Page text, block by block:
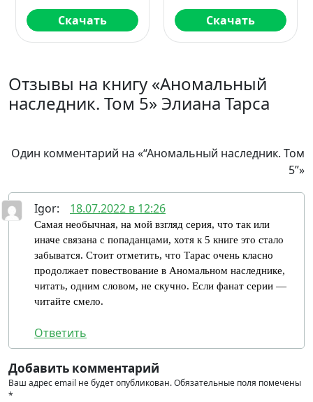
Скачать Скачать
Отзывы на книгу «Аномальный
наследник. Том 5» Элиана Тарса
Один комментарий на «“Аномальный наследник. Том
5”»
Igor: 18.07.2022 в 12:26
Самая необычная, на мой взгляд серия, что так или
иначе связана с попаданцами, хотя к 5 книге это стало
забыватся. Стоит отметить, что Тарас очень класно
продолжает повествование в Аномальном наследнике,
читать, одним словом, не скучно. Если фанат серии —
читайте смело.
Ответить
Добавить комментарий
Ваш адрес email не будет опубликован.Обязательные поля помечены
*